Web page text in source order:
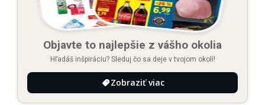
Objavte to najlepšie z vášho okolia
Hľadáš inšpiráciu? Sleduj čo sa deje v tvojom okolí!
Zobraziť viac